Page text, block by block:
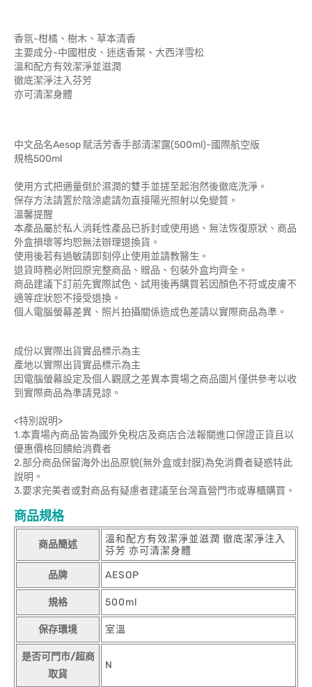
香氛-柑橘、樹木、草本清香
主要成分-中國柑皮、迷迭香葉、大西洋雪松
溫和配方有效潔淨並滋潤
徹底潔淨注入芬芳
亦可清潔身體
中文品名Aesop 賦活芳香手部清潔露(500ml)-國際航空版
規格500ml
使用方式把適量倒於濕潤的雙手並搓至起泡然後徹底洗淨。
保存方法請置於陰涼處請勿直接陽光照射以免變質。
溫馨提醒
本產品屬於私人消耗性產品已拆封或使用過、無法恢復原狀、商品
外盒損壞等均恕無法辦理退換貨。
使用後若有過敏請即刻停止使用並請教醫生。
退貨時務必附回原完整商品、贈品、包裝外盒均齊全。
商品建議下訂前先實際試色、試用後再購買若因顏色不符或皮膚不
適等症狀恕不接受退換。
個人電腦螢幕差異、照片拍攝關係造成色差請以實際商品為準。
成份以實際出貨實品標示為主
產地以實際出貨實品標示為主
因電腦螢幕設定及個人觀感之差異本賣場之商品圖片僅供參考以收
到實際商品為準請見諒。
<特別說明>
1.本賣場內商品皆為國外免稅店及商店合法報關進口保證正貨且以
優惠價格回饋給消費者
2.部分商品保留海外出品原貌(無外盒或封膜)為免消費者疑惑特此
說明。
3.要求完美者或對商品有疑慮者建議至台灣直營門市或專櫃購買。
商品規格
商品簡述
溫和配方有效潔淨並滋潤 徹底潔淨注入
芬芳 亦可清潔身體
品牌 AESOP
規格 500ml
保存環境 室溫
是否可門市/超商
取貨
N